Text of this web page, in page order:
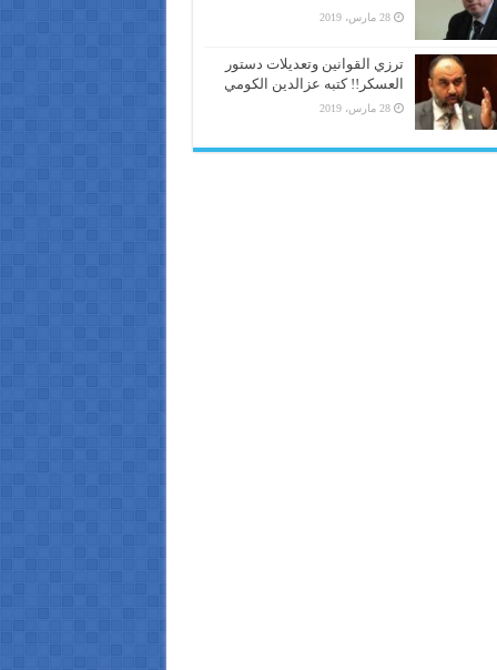
28 مارس، 2019
ترزي القوانين وتعديلات دستور
العسكر!! كتبه عزالدين الكومي
28 مارس، 2019